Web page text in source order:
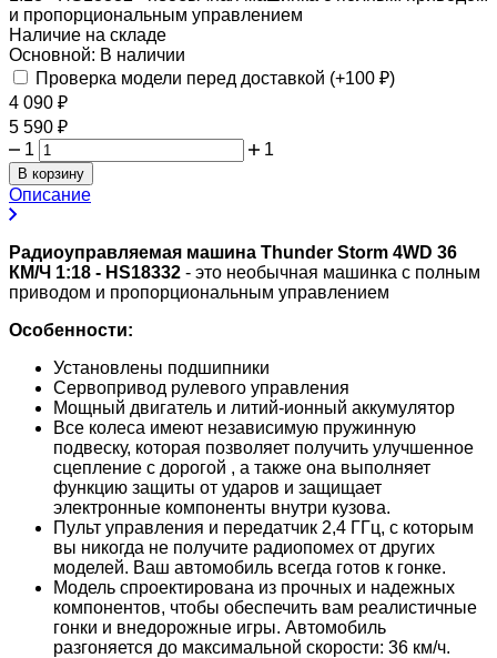
и пропорциональным управлением
Наличие на складе
Основной: В наличии
Проверка модели перед доставкой (+100 ₽)
4 090 ₽
5 590 ₽
1
1
В корзину
Описание
Радиоуправляемая машина Thunder Storm 4WD 36
КМ/Ч 1:18 - HS18332 - это необычная машинка с полным
приводом и пропорциональным управлением
Особенности:
Установлены подшипники
Сервопривод рулевого управления
Мощный двигатель и литий-ионный аккумулятор
Все колеса имеют независимую пружинную
подвеску, которая позволяет получить улучшенное
сцепление с дорогой , а также она выполняет
функцию защиты от ударов и защищает
электронные компоненты внутри кузова.
Пульт управления и передатчик 2,4 ГГц, с которым
вы никогда не получите радиопомех от других
моделей. Ваш автомобиль всегда готов к гонке.
Модель спроектирована из прочных и надежных
компонентов, чтобы обеспечить вам реалистичные
гонки и внедорожные игры. Автомобиль
разгоняется до максимальной скорости: 36 км/ч.